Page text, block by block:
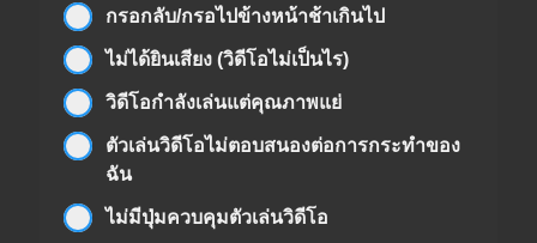
กรอกลับ/กรอไปข้างหน้าช้าเกินไป
ไม่ได้ยินเสียง (วิดีโอไม่เป็นไร)
วิดีโอกำลังเล่นแต่คุณภาพแย่
ตัวเล่นวิดีโอไม่ตอบสนองต่อการกระทำของ
ฉัน
ไม่มีปุ่มควบคุมตัวเล่นวิดีโอ